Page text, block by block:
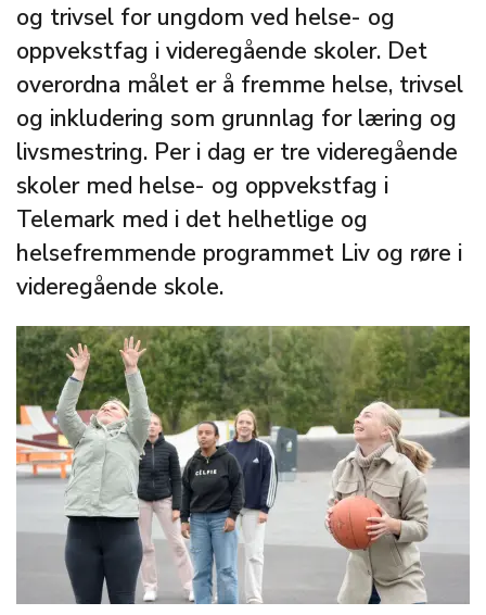
og trivsel for ungdom ved helse- og
oppvekstfag i videregående skoler. Det
overordna målet er å fremme helse, trivsel
og inkludering som grunnlag for læring og
livsmestring. Per i dag er tre videregående
skoler med helse- og oppvekstfag i
Telemark med i det helhetlige og
helsefremmende programmet Liv og røre i
videregående skole.